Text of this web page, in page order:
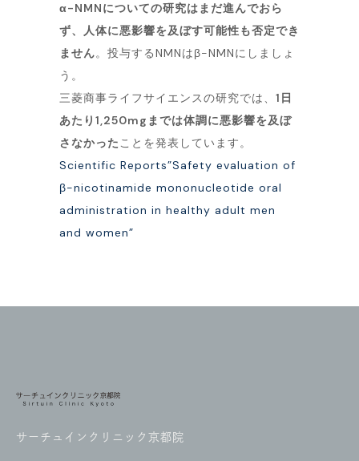
α-NMNについての研究はまだ進んでおら
ず、人体に悪影響を及ぼす可能性も否定でき
ません。投与するNMNはβ-NMNにしましょ
う。
三菱商事ライフサイエンスの研究では、 1日
あたり1,250mgまでは体調に悪影響を及ぼ
さなかったことを発表しています。
Scientific Reports”Safety evaluation of
β-nicotinamide mononucleotide oral
administration in healthy adult men
and women”
サーチュインクリニック京都院